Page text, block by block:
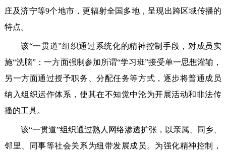
庄及济宁等9个地市，更辐射全国多地，呈现出跨区域传播的
特点。
该“一贯道”组织通过系统化的精神控制手段，对成员实
施“洗脑”：一方面强制参加所谓“学习班”接受单一思想灌输，
另一方面通过授予职务、分配任务等方式，逐步将普通成员
纳入组织运作体系，使其在不知觉中沦为开展活动和非法传
播的工具。
该“一贯道”组织通过熟人网络渗透扩张，以亲属、同乡、
邻里、同事等社会关系为纽带发展成员。为强化精神控制，